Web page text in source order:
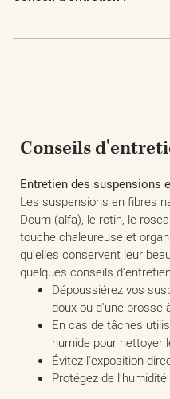
Conseils
Entretien des suspensions
Les suspensions en fibres
Doum (alfa), le rotin, le
touche chaleureuse et
qu'elles conservent leur
quelques conseils
Dépoussiérez vos
doux ou d'une brosse
En cas de tâches
humide pour nettoyer
Évitez l'exposition
Protégez de l'humidité